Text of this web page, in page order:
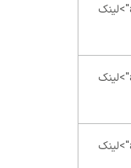
<a href="https://webnegah.com/" rel="nofollow">لینک
<a href="https://tabaneshahr.com/" rel="nofollow">لینک
<a href="https://noyasystem.com/" rel="nofollow">لینک